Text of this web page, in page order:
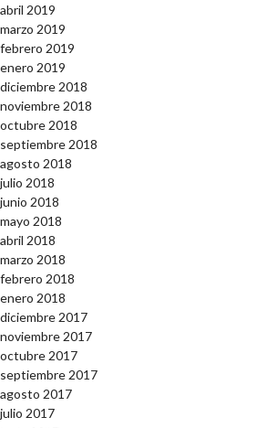
abril 2019
marzo 2019
febrero 2019
enero 2019
diciembre 2018
noviembre 2018
octubre 2018
septiembre 2018
agosto 2018
julio 2018
junio 2018
mayo 2018
abril 2018
marzo 2018
febrero 2018
enero 2018
diciembre 2017
noviembre 2017
octubre 2017
septiembre 2017
agosto 2017
julio 2017